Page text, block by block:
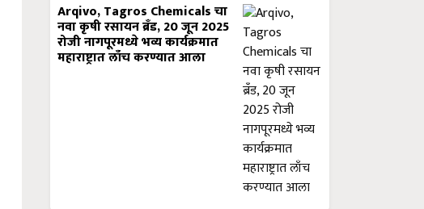
Arqivo, Tagros Chemicals चा
नवा कृषी रसायन ब्रँड, 20 जून 2025
रोजी नागपूरमध्ये भव्य कार्यक्रमात
महाराष्ट्रात लाँच करण्यात आला